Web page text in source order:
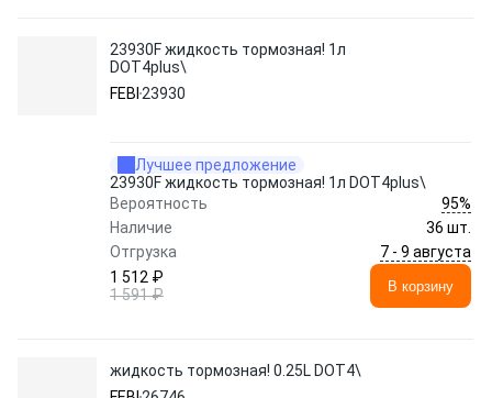
23930F жидкость тормозная! 1л
DOT4plus\
FEBI 23930
Лучшее предложение
23930F жидкость тормозная! 1л DOT4plus\
Вероятность
95%
Наличие
36 шт.
Отгрузка
7 - 9 августа
1 512 ₽
1 591 ₽
В корзину
жидкость тормозная! 0.25L DOT4\